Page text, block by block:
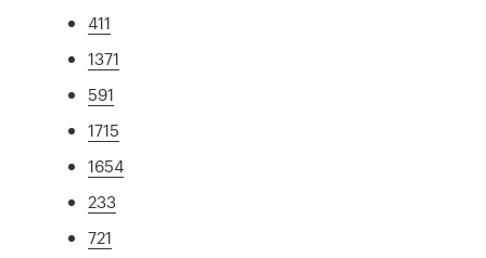
411
1371
591
1715
1654
233
721